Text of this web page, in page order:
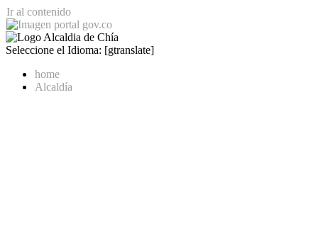
Ir al contenido
Seleccione el Idioma: [gtranslate]
home
Alcaldía